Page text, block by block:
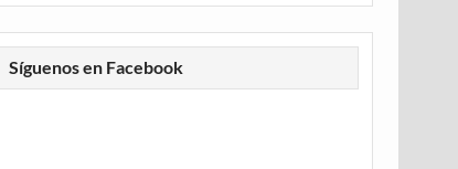
Síguenos en Facebook